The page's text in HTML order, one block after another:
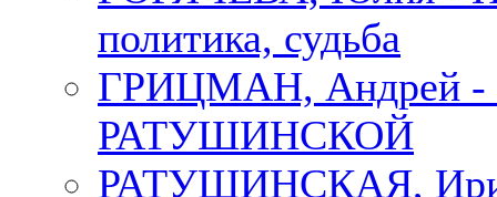
политика, судьба
ГРИЦМАН,
РАТУШИНСКОЙ
РАТУШИНСКАЯ,